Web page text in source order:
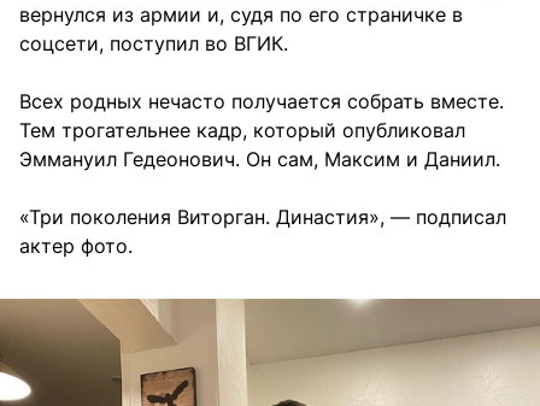
вернулся из армии и, судя по его страничке в
соцсети, поступил во ВГИК.
Всех родных нечасто получается собрать вместе.
Тем трогательнее кадр, который опубликовал
Эммануил Гедеонович. Он сам, Максим и Даниил.
«Три поколения Виторган. Династия», — подписал
актер фото.